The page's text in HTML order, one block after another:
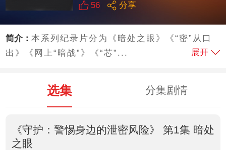
56 分享
简介：本系列纪录片分为《暗处之眼》《“密”从口
出》《网上“暗战”》《“芯”...
展开
选集 分集剧情
《守护：警惕身边的泄密风险》 第1集 暗处
之眼